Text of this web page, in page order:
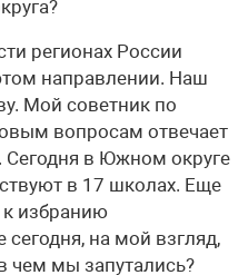
регионах России
направлении. Наш
Мой советник по
вопросам отвечает
Сегодня в Южном округе
в 17 школах. Еще
к избранию
на мой взгляд,
чем мы запутались?